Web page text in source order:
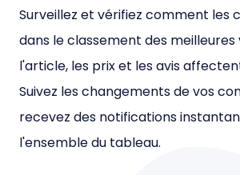
Surveillez et vérifiez comment les
dans le classement des
l'article, les prix et les avis
Suivez les changements de vos
recevez des notifications
l'ensemble du tableau.